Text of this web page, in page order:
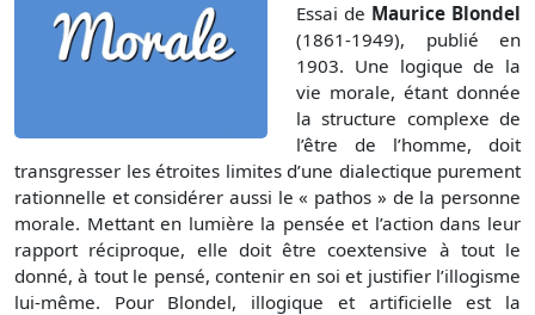
Essai de Maurice Blondel
(1861-1949), publié en
1903. Une logique de la
vie morale, étant donnée
la structure complexe de
l’être de l’homme, doit
transgresser les étroites limites d’une dialectique purement
rationnelle et considérer aussi le « pathos » de la personne
morale. Mettant en lumière la pensée et l’action dans leur
rapport réciproque, elle doit être coextensive à tout le
donné, à tout le pensé, contenir en soi et justifier l’illogisme
lui-même. Pour Blondel, illogique et artificielle est la